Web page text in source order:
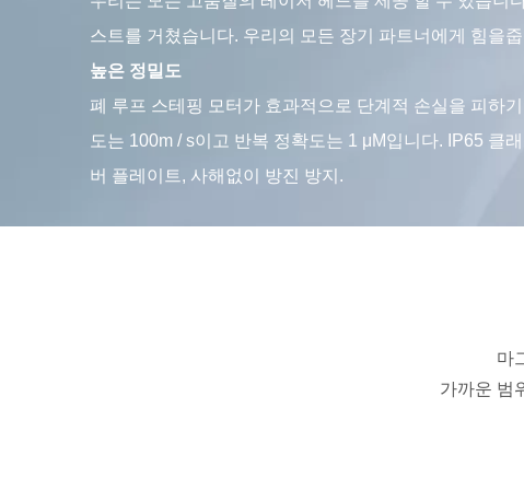
스트를 거쳤습니다. 우리의 모든 장기 파트너에게 힘을
높은 정밀도
폐 루프 스테핑 모터가 효과적으로 단계적 손실을 피하
도는 100m / s이고 반복 정확도는 1 μM입니다. IP65 클
버 플레이트, 사해없이 방진 방지.
마
가까운 범